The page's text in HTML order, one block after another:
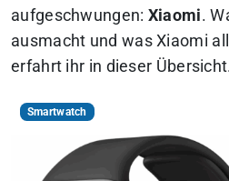
aufgeschwungen: Xiaomi.
ausmacht und was Xiaomi
erfahrt ihr in dieser
Smartwatch